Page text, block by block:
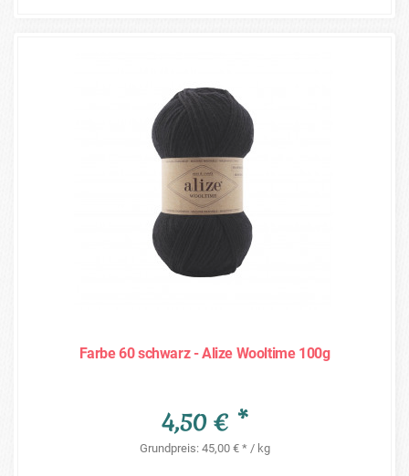
Farbe 60 schwarz - Alize Wooltime 100g
4,50 € *
Grundpreis: 45,00 € * / kg